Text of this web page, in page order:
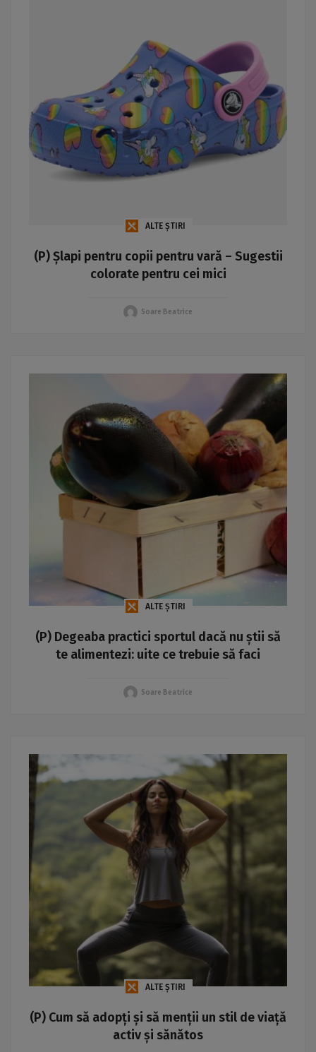
ALTE ȘTIRI
(P) Șlapi pentru copii pentru vară – Sugestii
colorate pentru cei mici
Soare Beatrice
ALTE ȘTIRI
(P) Degeaba practici sportul dacă nu știi să
te alimentezi: uite ce trebuie să faci
Soare Beatrice
ALTE ȘTIRI
(P) Cum să adopți și să menții un stil de viață
activ și sănătos